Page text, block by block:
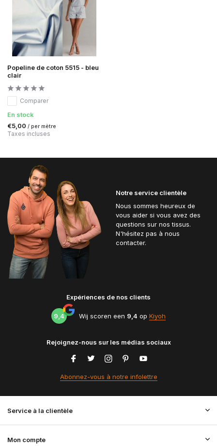
Popeline de coton 5515 - bleu
clair
Comparer
En stock
€5,00 / per mètre
Taxes incluses
Notre service clientèle
Nous sommes heureux de
vous aider si vous avez des
questions sur nos tissus.
N'hésitez pas à nous
contacter.
Expériences de nos clients
9,4 Wij scoren een 9,4 op Kiyoh
Rejoignez-nous sur les médias sociaux
Abonnez-vous à notre infolettre
Service à la clientèle
Mon compte